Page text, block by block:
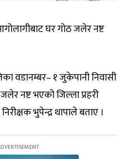
घर गोठ जलेर नष्ट
वडानम्बर– १ जुकेपानी निवासी
नष्ट भएको जिल्ला प्रहरी
भुपेन्द्र थापाले बताए ।